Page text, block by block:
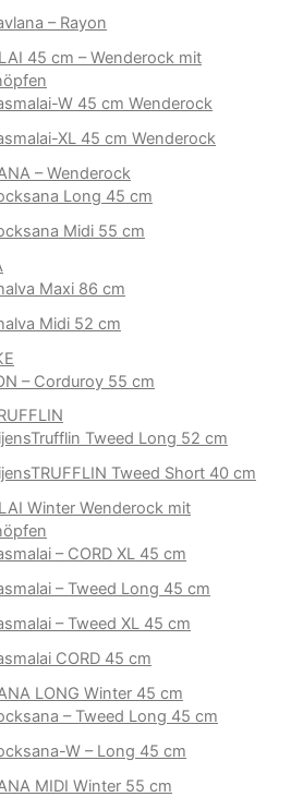
– Rayon
45 cm – Wenderock mit
W 45 cm Wenderock
XL 45 cm Wenderock
– Wenderock
Long 45 cm
Midi 55 cm
Maxi 86 cm
Midi 52 cm
– Corduroy 55 cm
Tweed Long 52 cm
Tweed Short 40 cm
Winter Wenderock mit
– CORD XL 45 cm
– Tweed Long 45 cm
– Tweed XL 45 cm
CORD 45 cm
LONG Winter 45 cm
– Tweed Long 45 cm
W – Long 45 cm
MIDI Winter 55 cm